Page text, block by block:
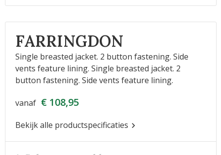
FARRINGDON
Single breasted jacket. 2 button fastening. Side
vents feature lining. Single breasted jacket. 2
button fastening. Side vents feature lining.
vanaf € 108,95
Bekijk alle productspecificaties